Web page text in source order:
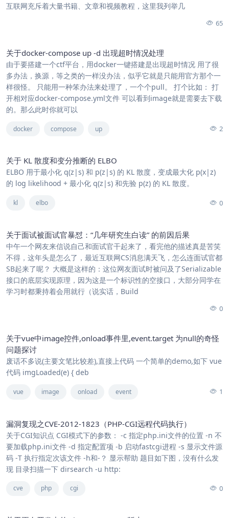
互联网充斥着大量书籍、文章和视频教程，这里我列举几
65
关于docker-compose up -d 出现超时情况处理
由于要搭建一个ctf平台，用docker一键搭建是出现超时情况 用了很
多办法，换源，等之类的一样没办法，似乎它就是只能用官方那个一
样很怪。 只能用一种笨办法来处理了，一个个pull。 打个比如： 打
开相对应docker-compose.yml文件 可以看到image就是需要去下载
的。那么此时你就可以
docker compose up 2
关于 KL 散度和变分推断的 ELBO
ELBO 用于最小化 q(z|s) 和 p(z|s) 的 KL 散度，变成最大化 p(x|z)
的 log likelihood + 最小化 q(z|s) 和先验 p(z) 的 KL 散度。
kl elbo 0
关于面试被面试官暴怼：“几年研究生白读” 的前因后果
中午一个网友来信说自己和面试官干起来了，看完他的描述真是苦笑
不得，这年头是怎么了，最近互联网CS消息满天飞，怎么连面试官都
SB起来了呢？ 大概是这样的：这位网友面试时被问及了Serializable
接口的底层实现原理，因为这是一个标识性的空接口，大部分同学在
学习时都秉持着会用就行（说实话，Build
0
关于vue中image控件,onload事件里,event.target 为null的奇怪
问题探讨
废话不多说(主要文笔比较差),直接上代码 一个简单的demo,如下 vue
代码 imgLoaded(e) { deb
vue image onload event 1
漏洞复现之CVE-2012-1823（PHP-CGI远程代码执行）
关于CGI知识点 CGI模式下的参数： -c 指定php.ini文件的位置 -n 不
要加载php.ini文件 -d 指定配置项 -b 启动fastcgi进程 -s 显示文件源
码 -T 执行指定次该文件 -h和-？ 显示帮助 题目如下图，没有什么发
现 目录扫描一下 dirsearch -u http:
cve php cgi 0